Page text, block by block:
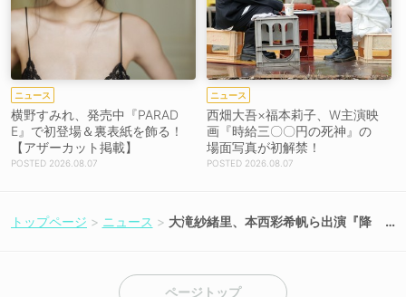
ニュース
横野すみれ、発売中『PARAD
E』で初登場＆裏表紙を飾る！
【アザーカット掲載】
2026.08.07
ニュース
西畑大吾×福本莉子、W主演映
画『時給三〇〇円の死神』の
場面写真が初解禁！
2026.08.07
トップページ ニュース
大滝紗緒里、本西彩希帆ら出演『降
ページトップ